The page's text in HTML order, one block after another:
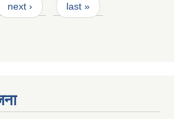
next › last »